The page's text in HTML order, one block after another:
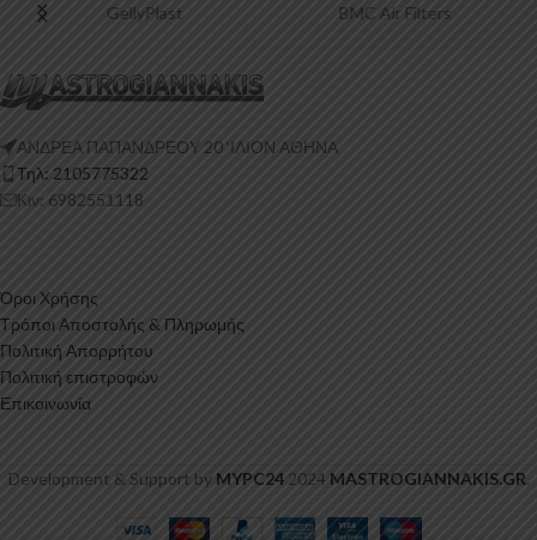
GellyPlast BMC Air Filters
ΑΝΔΡΕΑ ΠΑΠΑΝΔΡΕΟΥ 20 ‘ΙΛΙΟΝ ΑΘΗΝΑ
Τηλ: 2105775322
Κιν: 6982551118
Όροι Χρήσης
Τρόποι Αποστολής & Πληρωμής
Πολιτική Απορρήτου
Πολιτική επιστροφών
Επικοινωνία
Development & Support by MYPC242024 MASTROGIANNAKIS.GR